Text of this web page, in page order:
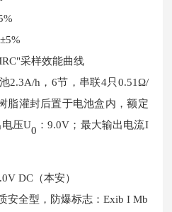
采样效能曲线
2.3A/h，6节，串联4只0.51Ω/
脂灌封后置于电池盒内，额定
压U0 ：9.0V；最大输出电流I
DC（本安）
安全型，防爆标志：Exib I Mb